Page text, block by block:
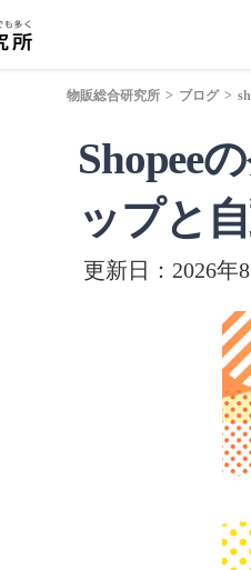
物販総合研究所 > ブログ >
Shopee
ップと
更新日：2026年